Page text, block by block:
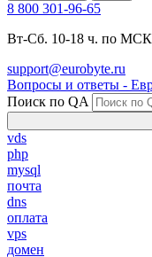
8 800 301-96-65
Вт-Сб. 10-18 ч. по МСК
support@eurobyte.ru
Вопросы и ответы -
Поиск по QA
vds
php
mysql
почта
dns
оплата
vps
домен